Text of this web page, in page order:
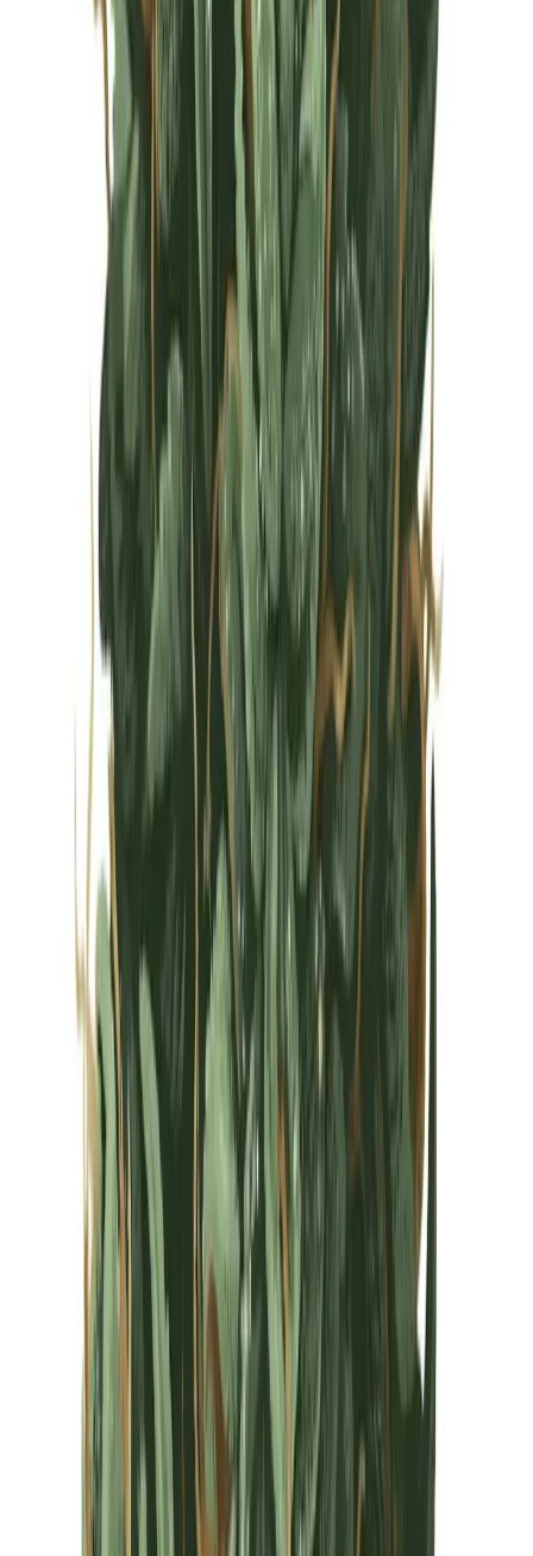
Kapseln